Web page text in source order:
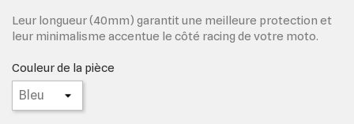
Leur longueur (40mm) garantit une meilleure protection et
leur minimalisme accentue le côté racing de votre moto.
Couleur de la pièce